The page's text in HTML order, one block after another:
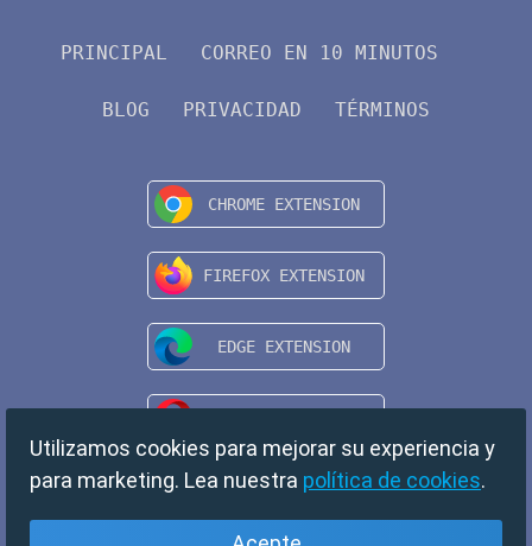
PRINCIPAL CORREO EN 10 MINUTOS
BLOG PRIVACIDAD TÉRMINOS
Utilizamos cookies para mejorar su experiencia y
para marketing. Lea nuestra política de cookies.